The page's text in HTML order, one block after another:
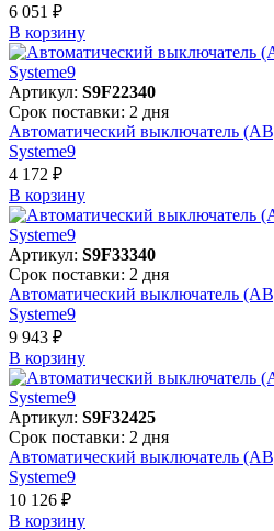
6 051 ₽
В корзинy
Артикул: S9F22340
Срок поставки: 2 дня
Автоматический выключатель
Systeme9
4 172 ₽
В корзинy
Артикул: S9F33340
Срок поставки: 2 дня
Автоматический выключатель
Systeme9
9 943 ₽
В корзинy
Артикул: S9F32425
Срок поставки: 2 дня
Автоматический выключатель
Systeme9
10 126 ₽
В корзинy